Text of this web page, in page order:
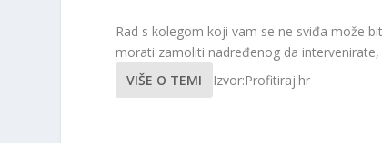
Rad s kolegom koji vam se ne sviđa može
morati zamoliti nadređenog da
VIŠE O TEMI
Izvor:Profitiraj.hr